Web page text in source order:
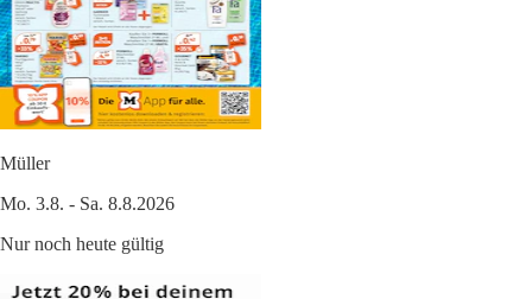
Müller
Mo. 3.8. - Sa. 8.8.2026
Nur noch heute gültig